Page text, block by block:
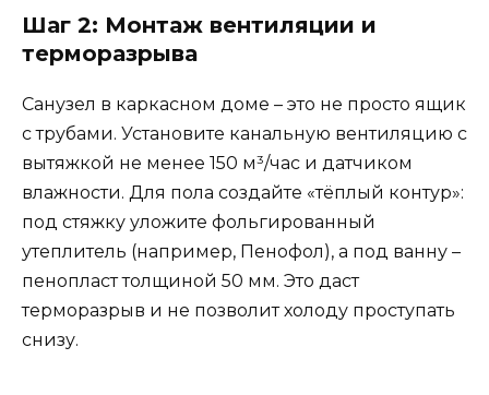
Шаг 2: Монтаж вентиляции и
терморазрыва
Санузел в каркасном доме – это не просто ящик
с трубами. Установите канальную вентиляцию с
вытяжкой не менее 150 м³/час и датчиком
влажности. Для пола создайте «тёплый контур»:
под стяжку уложите фольгированный
утеплитель (например, Пенофол), а под ванну –
пенопласт толщиной 50 мм. Это даст
терморазрыв и не позволит холоду проступать
снизу.